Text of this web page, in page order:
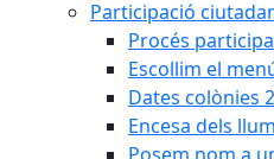
Participació
Procés
Escollim el
Dates colònies
Encesa dels